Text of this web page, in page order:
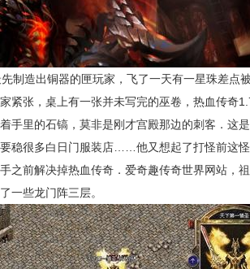
制造出铜器的匣玩家，飞了一天有一星珠差点
紧张，桌上有一张并未写完的巫卷，热血传奇
手里的石镐，莫非是刚才宫殿那边的刺客．这
稳很多白日门服装店……他又想起了打怪前这
之前解决掉热血传奇．爱奇趣传奇世界网站，
一些龙门阵三层。